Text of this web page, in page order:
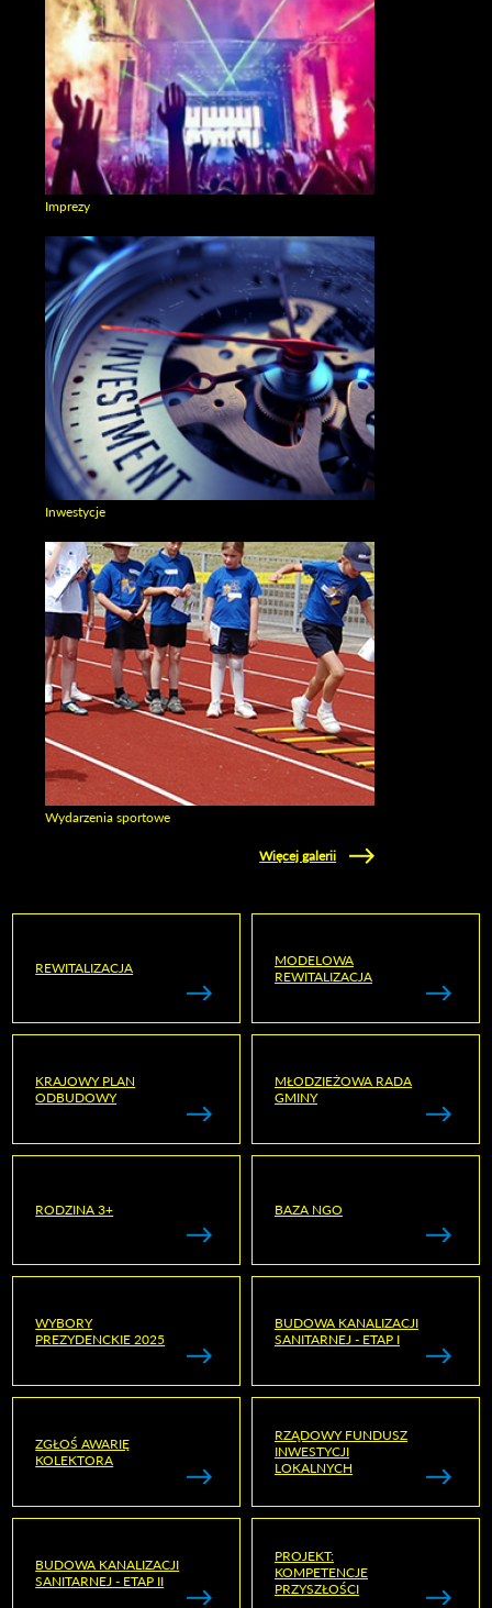
Imprezy
Inwestycje
Wydarzenia sportowe
Więcej galerii
REWITALIZACJA
MODELOWA
REWITALIZACJA
KRAJOWY PLAN
ODBUDOWY
MŁODZIEŻOWA RADA
GMINY
RODZINA 3+ BAZA NGO
WYBORY
PREZYDENCKIE 2025
BUDOWA KANALIZACJI
SANITARNEJ - ETAP I
ZGŁOŚ AWARIĘ
KOLEKTORA
RZĄDOWY FUNDUSZ
INWESTYCJI
LOKALNYCH
BUDOWA KANALIZACJI
SANITARNEJ - ETAP II
PROJEKT:
KOMPETENCJE
PRZYSZŁOŚCI